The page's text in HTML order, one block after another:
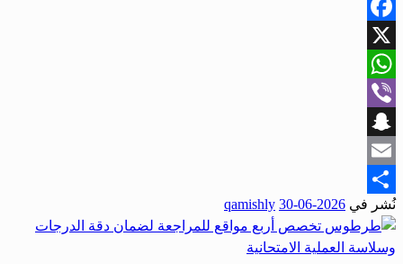
Facebook
X
WhatsApp
Viber
Snapchat
Email
Share
نُشر في 2026-06-30
qamishly